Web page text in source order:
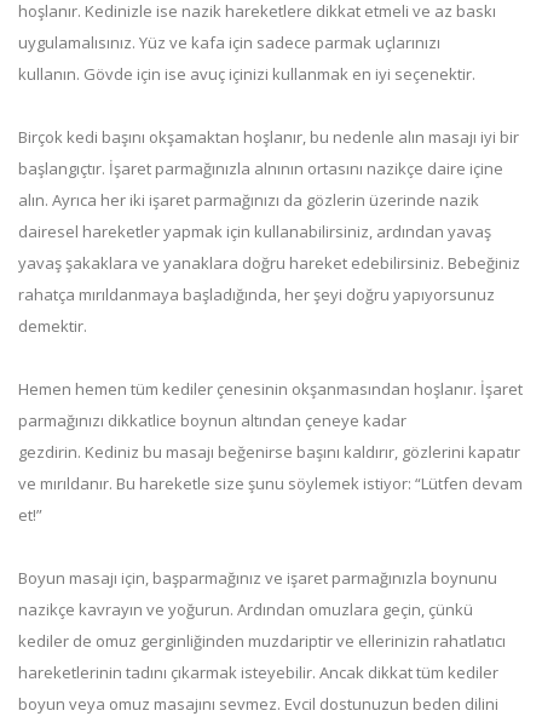
hoşlanır. Kedinizle ise nazik hareketlere dikkat etmeli ve az baskı
uygulamalısınız. Yüz ve kafa için sadece parmak uçlarınızı
kullanın. Gövde için ise avuç içinizi kullanmak en iyi seçenektir.
Birçok kedi başını okşamaktan hoşlanır, bu nedenle alın masajı iyi bir
başlangıçtır. İşaret parmağınızla alnının ortasını nazikçe daire içine
alın. Ayrıca her iki işaret parmağınızı da gözlerin üzerinde nazik
dairesel hareketler yapmak için kullanabilirsiniz, ardından yavaş
yavaş şakaklara ve yanaklara doğru hareket edebilirsiniz. Bebeğiniz
rahatça mırıldanmaya başladığında, her şeyi doğru yapıyorsunuz
demektir.
Hemen hemen tüm kediler çenesinin okşanmasından hoşlanır. İşaret
parmağınızı dikkatlice boynun altından çeneye kadar
gezdirin. Kediniz bu masajı beğenirse başını kaldırır, gözlerini kapatır
ve mırıldanır. Bu hareketle size şunu söylemek istiyor: “Lütfen devam
et!”
Boyun masajı için, başparmağınız ve işaret parmağınızla boynunu
nazikçe kavrayın ve yoğurun. Ardından omuzlara geçin, çünkü
kediler de omuz gerginliğinden muzdariptir ve ellerinizin rahatlatıcı
hareketlerinin tadını çıkarmak isteyebilir. Ancak dikkat tüm kediler
boyun veya omuz masajını sevmez. Evcil dostunuzun beden dilini